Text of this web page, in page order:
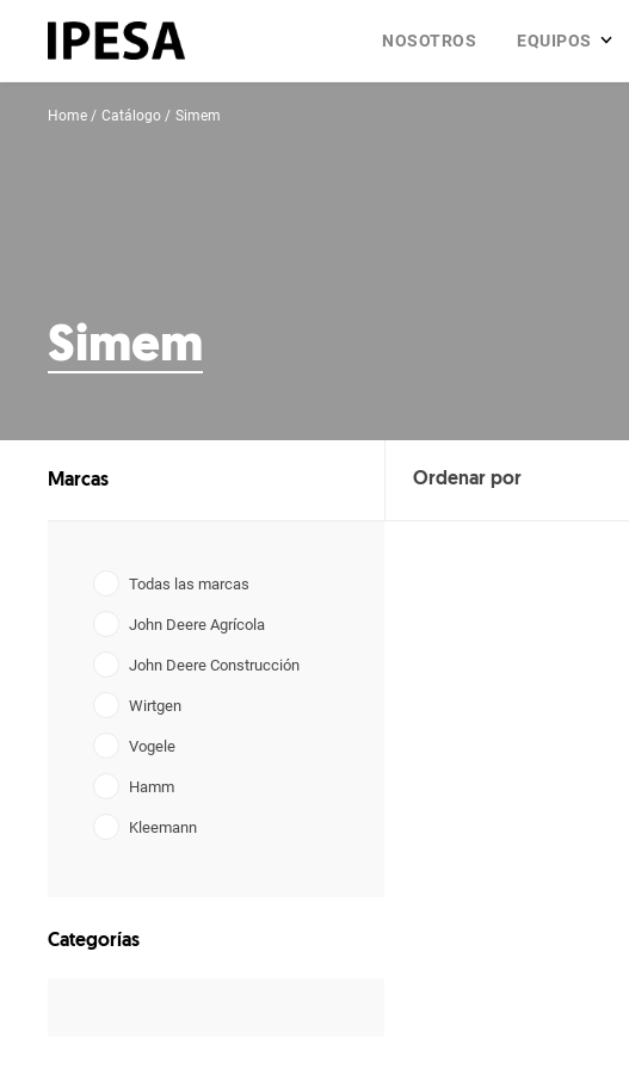
NOSOTROS EQUIPOS
Home Catálogo Simem
Simem
Marcas
Todas las marcas
John Deere Agrícola
John Deere Construcción
Wirtgen
Vogele
Hamm
Kleemann
Aksa
Categorías